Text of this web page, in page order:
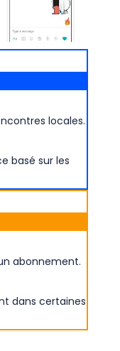
locales.
basé sur les
abonnement.
dans certaines